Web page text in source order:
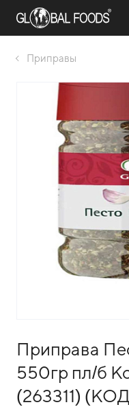
Приправы
Приправа
550гр пл/б
(263311)